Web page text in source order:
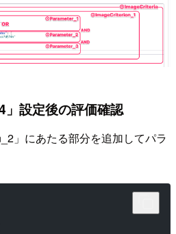
設定後の評価確認
」にあたる部分を追加してパラ